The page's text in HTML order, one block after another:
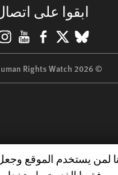
ابقوا على
BlueSky
X
© 2026 Human Rights Watch
لمن يستخدم الموقع